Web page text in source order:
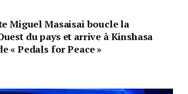
Miguel Masaisai boucle la
du pays et arrive à Kinshasa
« Pedals for Peace »